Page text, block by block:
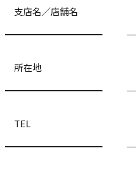
支店名／店舗名
所在地
TEL